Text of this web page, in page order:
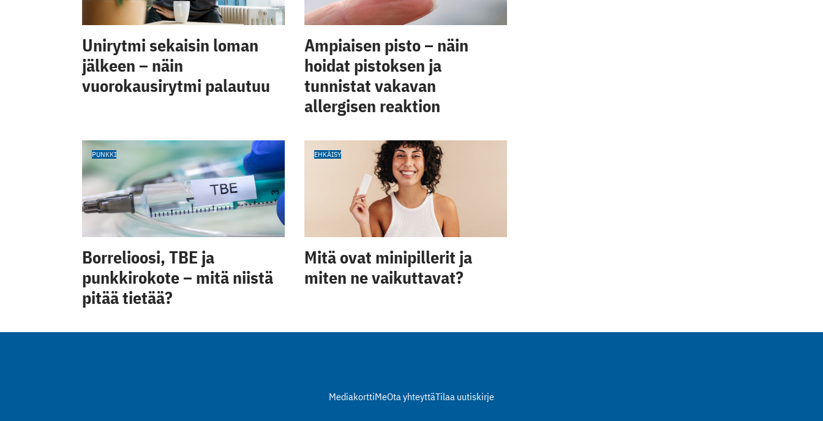
Unirytmi sekaisin loman
jälkeen – näin
vuorokausirytmi palautuu
Ampiaisen pisto – näin
hoidat pistoksen ja
tunnistat vakavan
allergisen reaktion
PUNKKI
Borrelioosi, TBE ja
punkkirokote – mitä niistä
pitää tietää?
EHKÄISY
Mitä ovat minipillerit ja
miten ne vaikuttavat?
MediakorttiMeOta yhteyttäTilaa uutiskirje